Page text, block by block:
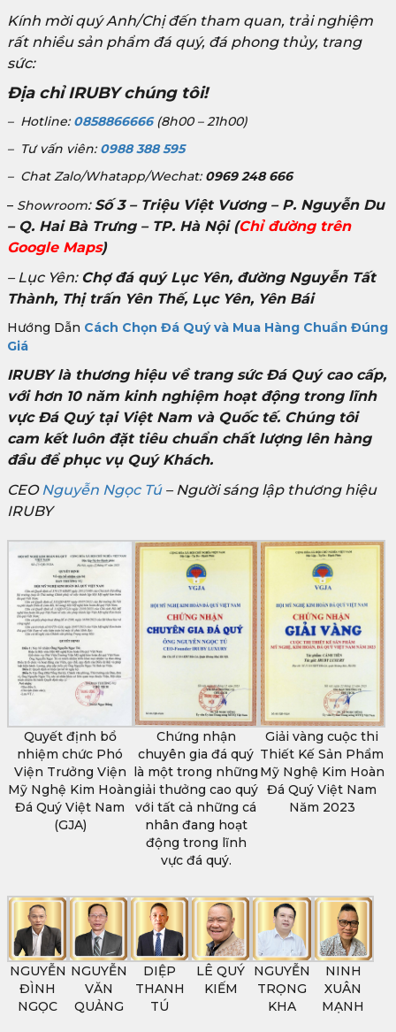
Kính mời quý Anh/Chị đến tham quan, trải nghiệm
rất nhiều sản phẩm đá quý, đá phong thủy, trang
sức:
Địa chỉ IRUBY chúng tôi!
– Hotline: 0858866666(8h00 – 21h00)
– Tư vấn viên: 0988 388 595
– Chat Zalo/Whatapp/Wechat: 0969 248 666
– Showroom: Số 3 – Triệu Việt Vương – P. Nguyễn Du
– Q. Hai Bà Trưng – TP. Hà Nội(Chỉ đường trên
Google Maps)
– Lục Yên: Chợ đá quý Lục Yên, đường Nguyễn Tất
Thành, Thị trấn Yên Thế, Lục Yên, Yên Bái
Hướng Dẫn Cách Chọn Đá Quý và Mua Hàng Chuẩn Đúng
Giá
IRUBY là thương hiệu về trang sức Đá Quý cao cấp,
với hơn 10 năm kinh nghiệm hoạt động trong lĩnh
vực Đá Quý tại Việt Nam và Quốc tế. Chúng tôi
cam kết luôn đặt tiêu chuẩn chất lượng lên hàng
đầu để phục vụ Quý Khách.
CEONguyễn Ngọc Tú– Người sáng lập thương hiệu
IRUBY
Quyết định bổ
nhiệm chức Phó
Viện Trưởng Viện
Mỹ Nghệ Kim Hoàn
Đá Quý Việt Nam
(GJA)
Chứng nhận
chuyên gia đá quý
là một trong những
giải thưởng cao quý
với tất cả những cá
nhân đang hoạt
động trong lĩnh
vực đá quý.
Giải vàng cuộc thi
Thiết Kế Sản Phẩm
Mỹ Nghệ Kim Hoàn
Đá Quý Việt Nam
Năm 2023
NGUYỄN
ĐÌNH
NGỌC
NGUYỄN
VĂN
QUẢNG
DIỆP
THANH
TÚ
LÊ QUÝ
KIẾM
NGUYỄN
TRỌNG
KHA
NINH
XUÂN
MẠNH